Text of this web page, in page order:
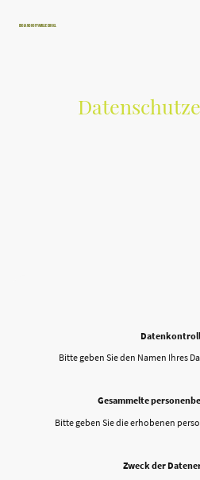
Bioland Hof Familie Dirigl
Bitte geben Sie den Namen Ihres
Gesammelte
Bitte geben Sie die erhobenen
Zweck der